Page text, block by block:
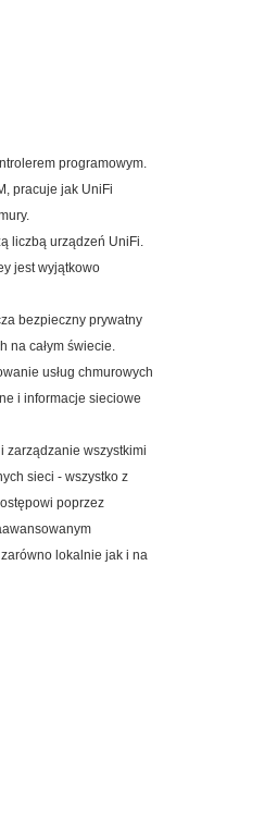
programowym.
pracuje jak UniFi
liczbą urządzeń UniFi.
jest wyjątkowo
bezpieczny prywatny
na całym świecie.
usług chmurowych
i informacje sieciowe
zarządzanie wszystkimi
sieci - wszystko z
poprzez
lokalnie jak i na